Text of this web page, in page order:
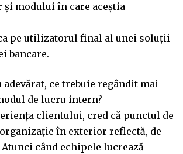
modului în care aceștia
pe utilizatorul final al unei soluții
bancare.
ce trebuie regândit mai
de lucru intern?
clientului, cred că punctul de
în exterior reflectă, de
când echipele lucrează